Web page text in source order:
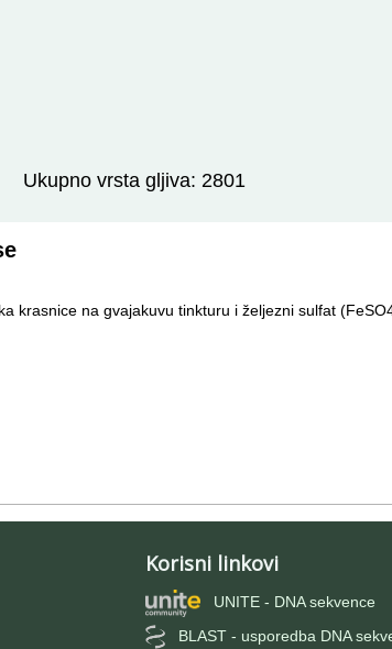
Ukupno vrsta gljiva: 2801
krasnice na gvajakuvu tinkturu i željezni sulfat
Korisni linkovi
UNITE - DNA sekvence
BLAST - usporedba DNA